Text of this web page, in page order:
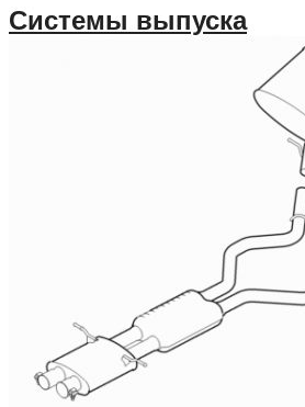
Системы выпуска